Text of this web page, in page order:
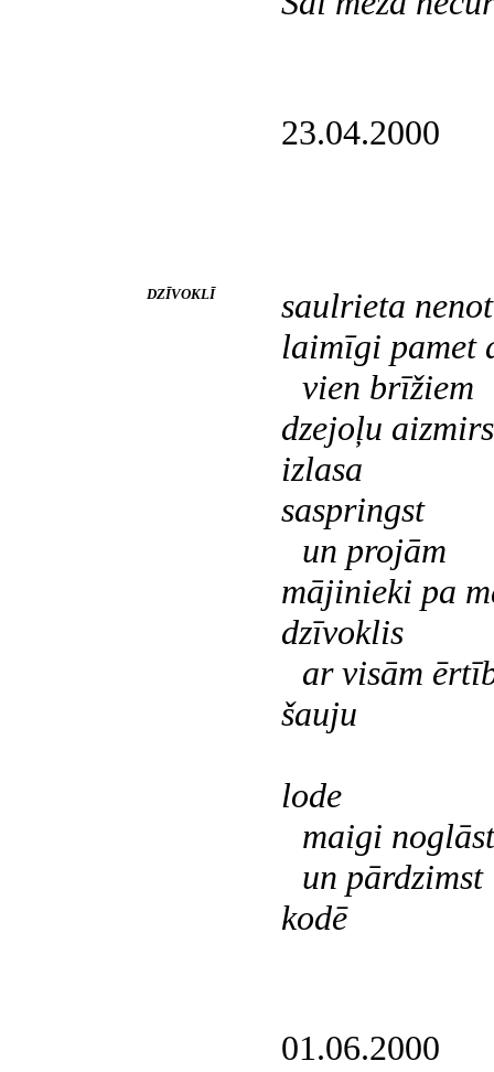
23.04.2000
DZĪVOKLĪ
saulrieta
laimīgi pamet
vien brīžiem
dzejoļu
izlasa
saspringst
un projām
mājinieki pa
dzīvoklis
ar visām
šauju
lode
maigi
un pārdzimst
kodē
01.06.2000